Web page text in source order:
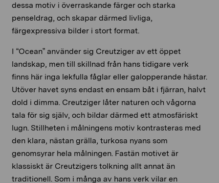
dessa motiv i överraskande färger och starka
penseldrag, och skapar därmed livliga,
färgexpressiva bilder i stort format.
I “Ocean” använder sig Creutziger av ett öppet
landskap, men till skillnad från hans tidigare verk
finns här inga lekfulla fåglar eller galopperande hästar.
Utöver havet syns endast en ensam båt i fjärran, halvt
dold i dimma. Creutziger låter naturen och vågorna
tala för sig själv, och bildar därmed ett atmosfäriskt
lugn. Stillheten i målningens motiv kontrasteras med
den klara, nästan grälla, turkosa nyans som
genomsyrar hela målningen. Fastän motivet är
klassiskt är Creutzigers tolkning allt annat än
traditionell. Som i många av hans verk vilar en